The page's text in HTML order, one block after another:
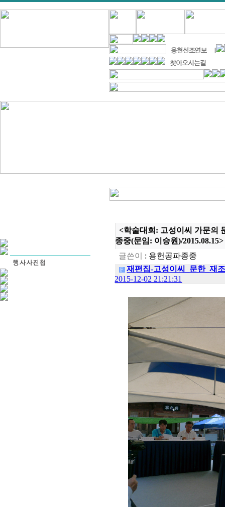
<학술대회: 고성이씨 가문의
종중(문임: 이승원)/2015.08.15>
글쓴이
: 용헌공파종중
F
재편집-고성이씨_문한_재
2015-12-02 21:21:31